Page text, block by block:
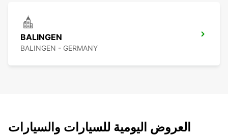
BALINGEN
BALINGEN - GERMANY
العروض اليومية للسيارات والسيارات